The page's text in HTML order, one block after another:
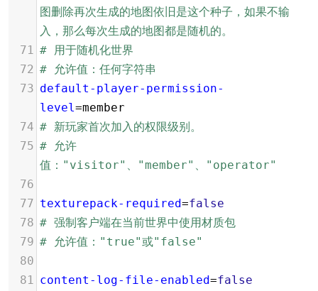
图删除再次生成的地图依旧是这个种子，如果不输
入，那么每次生成的地图都是随机的。
71
# 用于随机化世界
72 # 允许值：任何字符串
73 default-player-permission-
level =member
74 # 新玩家首次加入的权限级别。
75 # 允许
值："visitor"、"member"、"operator"
76
77 texturepack-required=false
78 # 强制客户端在当前世界中使用材质包
79 # 允许值："true"或"false"
80
81
content-log-file-enabled=false